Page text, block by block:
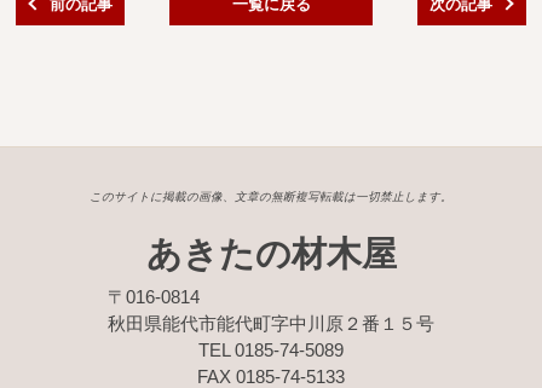
商品検索
カテゴリー
前の記事 一覧に戻る 次の記事
このサイトに掲載の画像、文章の無断複写転載は一切禁止します。
あきたの材木屋
〒016-0814
秋田県能代市能代町字中川原２番１５号
TEL 0185-74-5089
FAX 0185-74-5133